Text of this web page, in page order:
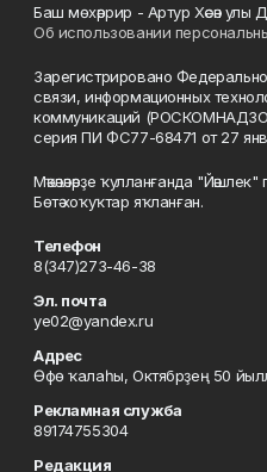
Баш мөхәррир - Артур Хәсән улы
Об использовании
Зарегистрировано
связи, информационных
коммуникаций
серия ПИ ФС77-68471 от 27
Мәҡәләләрҙе ҡулланғанда
Бөтә хоҡуҡтар яҡланған.
Телефон
8(347)273-46-38
Эл. почта
ye02@yandex.ru
Адрес
Өфө ҡалаһы, Октябрҙең 50
Рекламная служба
89174755304
Редакция